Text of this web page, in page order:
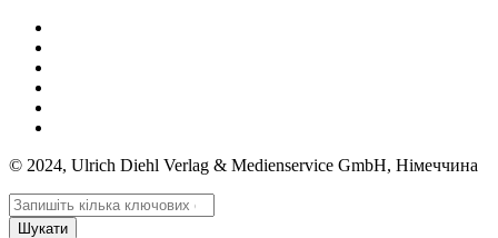
© 2024, Ulrich Diehl Verlag & Medienservice GmbH, Німеччина
Шукати